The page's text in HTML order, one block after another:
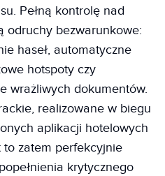
Pełną kontrolę nad
odruchy bezwarunkowe:
haseł, automatyczne
hotspoty czy
wrażliwych dokumentów.
realizowane w biegu
aplikacji hotelowych
zatem perfekcyjnie
krytycznego